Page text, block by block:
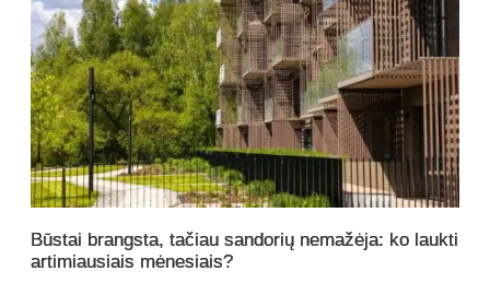
Būstai brangsta, tačiau sandorių nemažėja: ko laukti
artimiausiais mėnesiais?